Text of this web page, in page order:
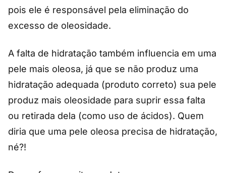
pois ele é responsável pela eliminação do
excesso de oleosidade.
A falta de hidratação também influencia em uma
pele mais oleosa, já que se não produz uma
hidratação adequada (produto correto) sua pele
produz mais oleosidade para suprir essa falta
ou retirada dela (como uso de ácidos). Quem
diria que uma pele oleosa precisa de hidratação,
né?!